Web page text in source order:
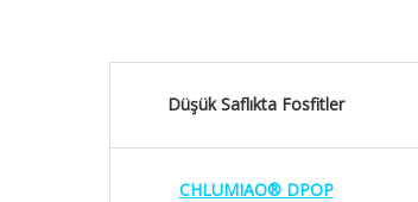
Düşük Saflıkta Fosfitler
CHLUMIAO® DPOP